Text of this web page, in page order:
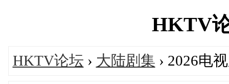
HKTV
HKTV论坛 › 大陆剧集 › 2026电